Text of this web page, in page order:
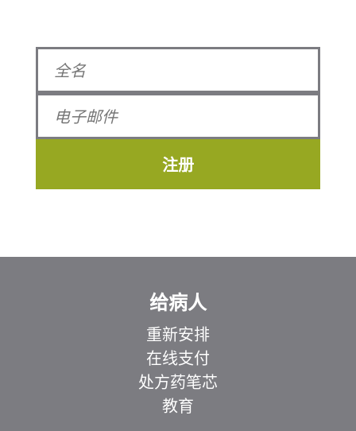
注册
给病人
重新安排
在线支付
处方药笔芯
教育